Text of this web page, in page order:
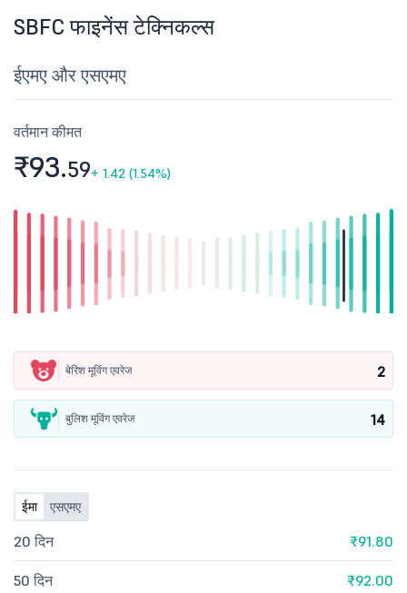
SBFC फाइनेंस टेक्निकल्स
ईएमए और एसएमए
वर्तमान कीमत
₹93.59+ 1.42 (1.54%)
बेरिश मूविंग एवरेज 2
बुलिश मूविंग एवरेज 14
ईमा एसएमए
20 दिन ₹91.80
50 दिन ₹92.00